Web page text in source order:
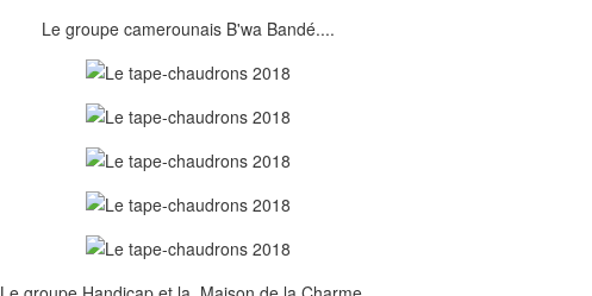
Le groupe camerounais B'wa Bandé....